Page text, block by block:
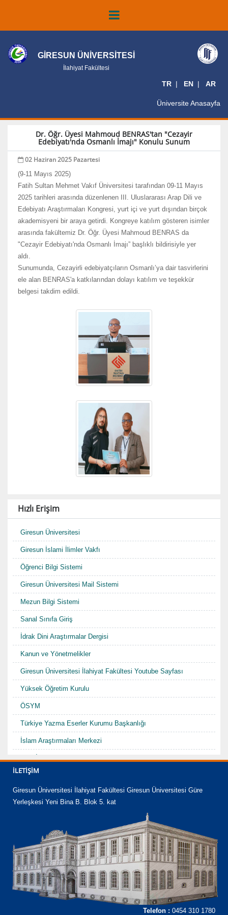
GİRESUN ÜNİVERSİTESİ
İlahiyat Fakültesi
TR EN AR
Üniversite Anasayfa
Dr. Öğr. Üyesi Mahmoud BENRAS'tan "Cezayir
Edebiyatı'nda Osmanlı İmajı" Konulu Sunum
02 Haziran 2025 Pazartesi
(9-11 Mayıs 2025)
Fatih Sultan Mehmet Vakıf Üniversitesi tarafından 09-11 Mayıs
2025 tarihleri arasında düzenlenen III. Uluslararası Arap Dili ve
Edebiyatı Araştırmaları Kongresi, yurt içi ve yurt dışından birçok
akademisyeni bir araya getirdi. Kongreye katılım gösteren isimler
arasında fakültemiz Dr. Öğr. Üyesi Mahmoud BENRAS da
"Cezayir Edebiyatı'nda Osmanlı İmajı” başlıklı bildirisiyle yer
aldı.
Sunumunda, Cezayirli edebiyatçıların Osmanlı’ya dair tasvirlerini
ele alan BENRAS'a katkılarından dolayı katılım ve teşekkür
belgesi takdim edildi.
Hızlı Erişim
Giresun Üniversitesi
Giresun İslami İlimler Vakfı
Öğrenci Bilgi Sistemi
Giresun Üniversitesi Mail Sistemi
Mezun Bilgi Sistemi
Sanal Sınıfa Giriş
İdrak Dini Araştırmalar Dergisi
Kanun ve Yönetmelikler
Giresun Üniversitesi İlahiyat Fakültesi Youtube Sayfası
Yüksek Öğretim Kurulu
ÖSYM
Türkiye Yazma Eserler Kurumu Başkanlığı
İslam Araştırmaları Merkezi
TDV İslam Ansiklopedisi
Karadenizde Fütüvvet ve Ahilik Sempozyumu/Şurası-I "Hacı
Abdullah Halife"
İLETIŞIM
Giresun Üniversitesi İlahiyat Fakültesi Giresun Üniversitesi Güre
Yerleşkesi Yeni Bina B. Blok 5. kat
Telefon : 0454 310 1780